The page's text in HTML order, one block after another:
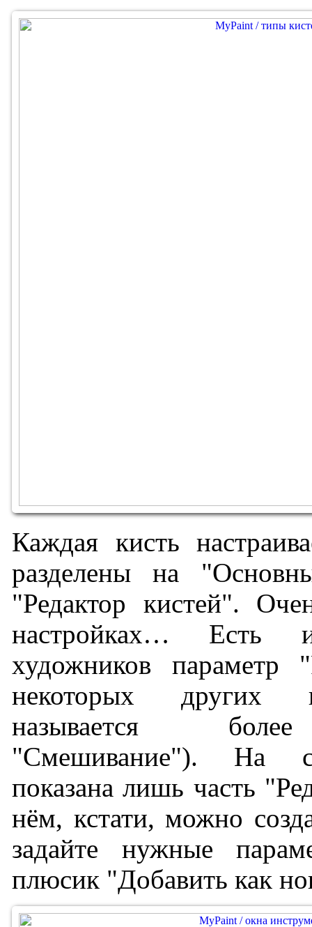
Каждая кисть
разделены на
"Редактор кистей".
настройках…
художников параметр
некоторых других
называется
"Смешивание"). На
показана лишь часть
нём, кстати, можно
задайте нужные
плюсик "Добавить как